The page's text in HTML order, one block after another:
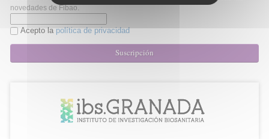
novedades de Fibao.
Acepto la política de privacidad
Suscripción